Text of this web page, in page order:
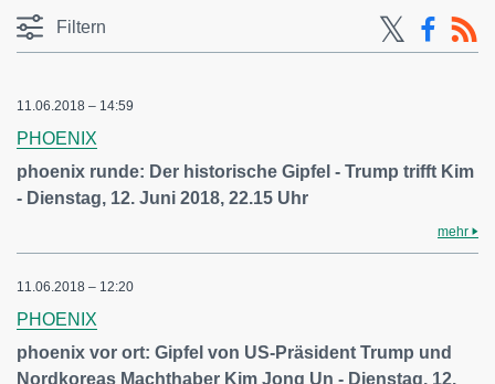
Filtern
11.06.2018 – 14:59
PHOENIX
phoenix runde: Der historische Gipfel - Trump trifft Kim
- Dienstag, 12. Juni 2018, 22.15 Uhr
mehr
11.06.2018 – 12:20
PHOENIX
phoenix vor ort: Gipfel von US-Präsident Trump und
Nordkoreas Machthaber Kim Jong Un - Dienstag, 12.